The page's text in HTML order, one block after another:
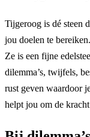
Tijgeroog is dé steen
jou doelen te bereiken.
Ze is een fijne
dilemma’s, twijfels,
rust geven waardoor
helpt jou om de